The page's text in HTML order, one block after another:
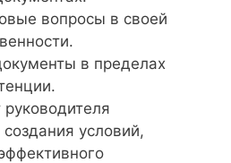
вопросы в своей
в пределах
руководителя
условий,